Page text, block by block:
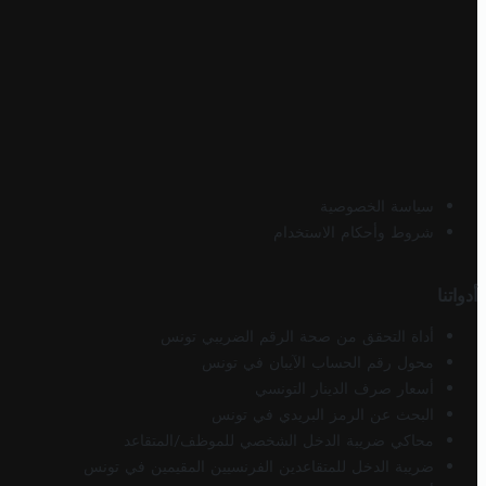
سياسة الخصوصية
شروط وأحكام الاستخدام
أدواتنا
أداة التحقق من صحة الرقم الضريبي تونس
محول رقم الحساب الآيبان في تونس
أسعار صرف الدينار التونسي
البحث عن الرمز البريدي في تونس
محاكي ضريبة الدخل الشخصي للموظف/المتقاعد
ضريبة الدخل للمتقاعدين الفرنسيين المقيمين في تونس